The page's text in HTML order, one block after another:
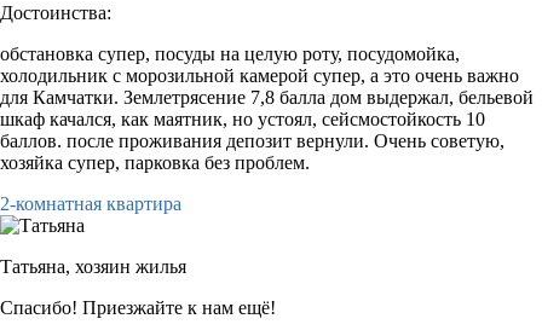
Достоинства:
обстановка супер, посуды на целую роту, посудомойка,
холодильник с морозильной камерой супер, а это очень важно
для Камчатки. Землетрясение 7,8 балла дом выдержал, бельевой
шкаф качался, как маятник, но устоял, сейсмостойкость 10
баллов. после проживания депозит вернули. Очень советую,
хозяйка супер, парковка без проблем.
2-комнатная квартира
Татьяна, хозяин жилья
Спасибо! Приезжайте к нам ещё!